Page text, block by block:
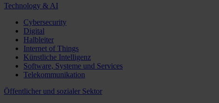
Technology & AI
Cybersecurity
Digital
Halbleiter
Internet of Things
Künstliche Intelligenz
Software, Systeme und Services
Telekommunikation
Öffentlicher und sozialer Sektor